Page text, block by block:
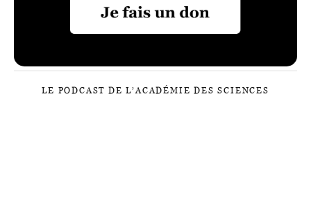
LE PODCAST DE L’ACADÉMIE DES SCIENCES